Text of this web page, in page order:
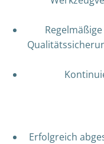
Erfolgreich